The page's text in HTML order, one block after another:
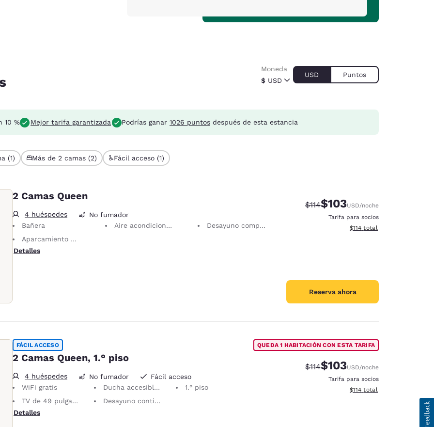
$ USD
Moneda
USD Puntos
10 % Mejor tarifa garantizada Podrías ganar 1026 puntos después de esta estancia
(1) Más de 2 camas (2) Fácil acceso (1)
2 Camas Queen
4 huéspedes
No fumador
Bañera
Aire acondicionado
Desayuno completo gratis
Aparcamiento de cortesía sin asistencia
Detalles
Tarifa tachada:
$114Tarifa reducida:
$103USD/noche
Tarifa para socios
Ver detalles totales
$114 total
Reserva ahora
FÁCIL ACCESO
2 Camas Queen, 1.° piso
4 huéspedes No fumador
Fácil acceso
WiFi gratis
Ducha accesible en sillas de ruedas
1.° piso
TV de 49 pulgadas
Desayuno continental gratis
Detalles
QUEDA 1 HABITACIÓN CON ESTA TARIFA
Tarifa tachada:
$114Tarifa reducida:
$103USD/noche
Tarifa para socios
Ver detalles totales
$114 total